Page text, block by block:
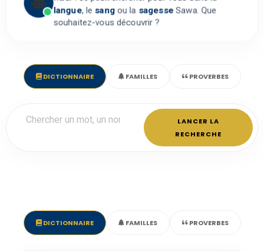
langue, le sangou la sagesseSawa. Que
souhaitez-vous découvrir ?
DICTIONNAIRE FAMILLES PROVERBES
LANCER LA
RECHERCHE
DICTIONNAIRE FAMILLES PROVERBES